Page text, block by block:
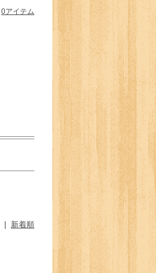
0アイテム
| 新着順